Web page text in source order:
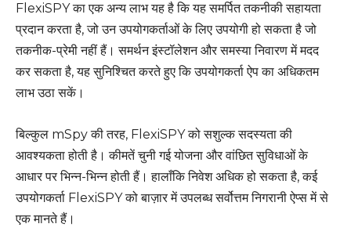
FlexiSPY का एक अन्य लाभ यह है कि यह समर्पित तकनीकी सहायता
प्रदान करता है, जो उन उपयोगकर्ताओं के लिए उपयोगी हो सकता है जो
तकनीक-प्रेमी नहीं हैं। समर्थन इंस्टॉलेशन और समस्या निवारण में मदद
कर सकता है, यह सुनिश्चित करते हुए कि उपयोगकर्ता ऐप का अधिकतम
लाभ उठा सकें।
बिल्कुल mSpy की तरह, FlexiSPY को सशुल्क सदस्यता की
आवश्यकता होती है। कीमतें चुनी गई योजना और वांछित सुविधाओं के
आधार पर भिन्न-भिन्न होती हैं। हालाँकि निवेश अधिक हो सकता है, कई
उपयोगकर्ता FlexiSPY को बाज़ार में उपलब्ध सर्वोत्तम निगरानी ऐप्स में से
एक मानते हैं।